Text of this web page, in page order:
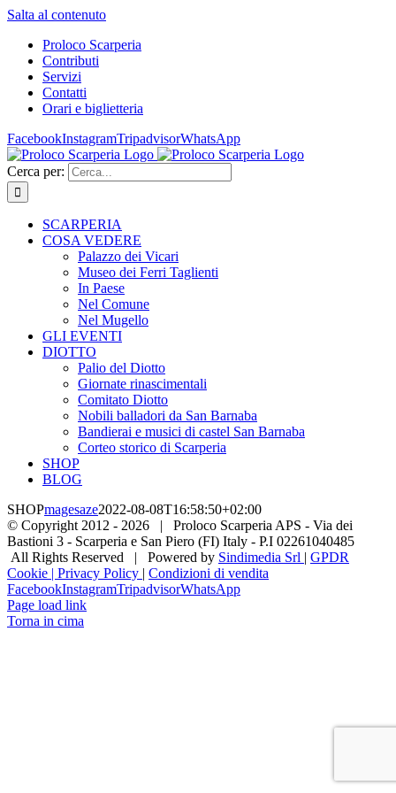
Salta al contenuto
Proloco Scarperia
Contributi
Servizi
Contatti
Orari e biglietteria
FacebookInstagramTripadvisorWhatsApp
Cerca per:
SCARPERIA
COSA VEDERE
Palazzo dei Vicari
Museo dei Ferri Taglienti
In Paese
Nel Comune
Nel Mugello
GLI EVENTI
DIOTTO
Palio del Diotto
Giornate rinascimentali
Comitato Diotto
Nobili balladori da San Barnaba
Bandierai e musici di castel San Barnaba
Corteo storico di Scarperia
SHOP
BLOG
SHOPmagesaze2022-08-08T16:58:50+02:00
© Copyright 2012 - 2026 | Proloco Scarperia APS - Via dei
Bastioni 3 - Scarperia e San Piero (FI) Italy - P.I 02261040485
All Rights Reserved | Powered by Sindimedia Srl | GPDR
Cookie | Privacy Policy | Condizioni di vendita
FacebookInstagramTripadvisorWhatsApp
Page load link
Torna in cima